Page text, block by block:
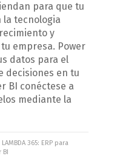
para que tu
la tecnologia
y
empresa. Power
datos para el
decisiones en tu
BI conéctese a
mediante la
LAMBDA 365: ERP para
BI